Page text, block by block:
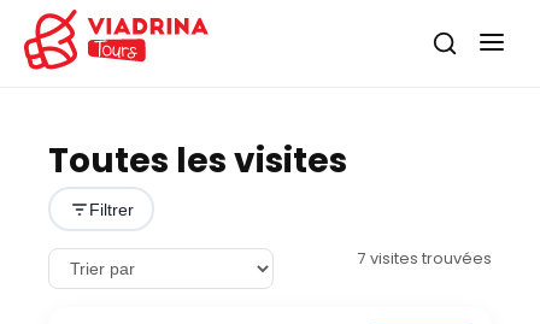
Toutes les visites
Filtrer
7 visites trouvées